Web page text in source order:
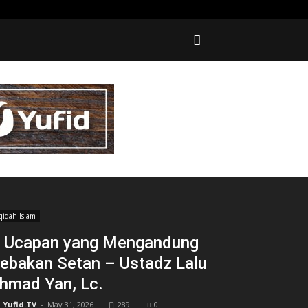
Islam
Ucapan yang Mengandung
Setan – Ustadz Lalu
Yan, Lc.
Yufid.TV - May 31, 2026 289 0